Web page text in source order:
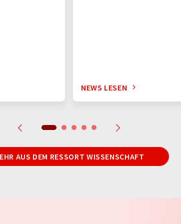
NEWS LESEN
AUS DEM RESSORT WISSENSCHAFT